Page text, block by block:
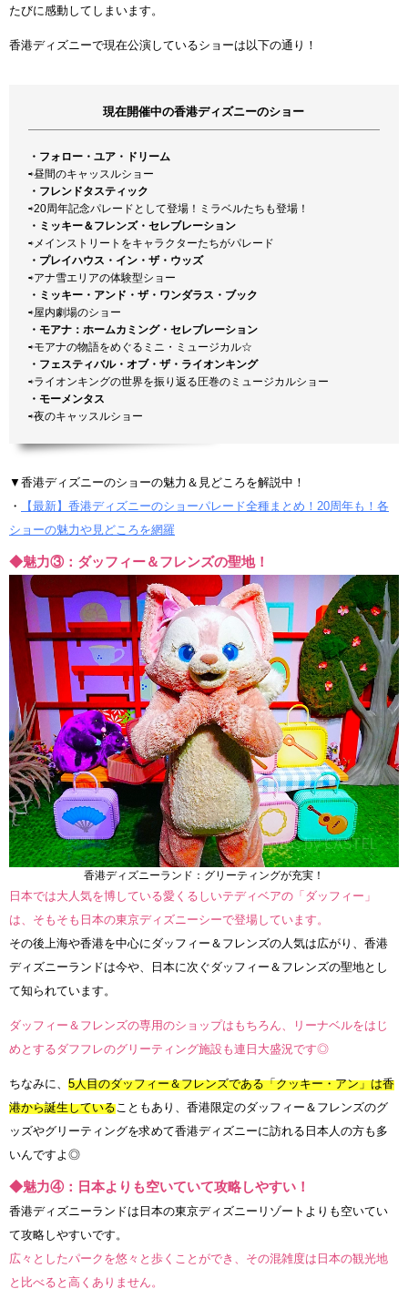
たびに感動してしまいます。
香港ディズニーで現在公演しているショーは以下の通り！
現在開催中の香港ディズニーのショー
・フォロー・ユア・ドリーム
⇨昼間のキャッスルショー
・フレンドタスティック
⇨20周年記念パレードとして登場！ミラベルたちも登場！
・ミッキー＆フレンズ・セレブレーション
⇨メインストリートをキャラクターたちがパレード
・プレイハウス・イン・ザ・ウッズ
⇨アナ雪エリアの体験型ショー
・ミッキー・アンド・ザ・ワンダラス・ブック
⇨屋内劇場のショー
・モアナ：ホームカミング・セレブレーション
⇨モアナの物語をめぐるミニ・ミュージカル☆
・フェスティバル・オブ・ザ・ライオンキング
⇨ライオンキングの世界を振り返る圧巻のミュージカルショー
・モーメンタス
⇨夜のキャッスルショー
▼香港ディズニーのショーの魅力＆見どころを解説中！
・
【最新】香港ディズニーのショーパレード全種まとめ！20周年も！各
ショーの魅力や見どころを網羅
◆魅力③：ダッフィー＆フレンズの聖地！
香港ディズニーランド：グリーティングが充実！
日本では大人気を博している愛くるしいテディベアの「ダッフィー」
は、そもそも日本の東京ディズニーシーで登場しています。
その後上海や香港を中心にダッフィー＆フレンズの人気は広がり、香港
ディズニーランドは今や、日本に次ぐダッフィー＆フレンズの聖地とし
て知られています。
ダッフィー＆フレンズの専用のショップはもちろん、リーナベルをはじ
めとするダフフレのグリーティング施設も連日大盛況です◎
ちなみに、 5人目のダッフィー＆フレンズである「クッキー・アン」は香
港から誕生している こともあり、香港限定のダッフィー＆フレンズのグ
ッズやグリーティングを求めて香港ディズニーに訪れる日本人の方も多
いんですよ◎
◆魅力④：日本よりも空いていて攻略しやすい！
香港ディズニーランドは日本の東京ディズニーリゾートよりも空いてい
て攻略しやすいです。
広々としたパークを悠々と歩くことができ、その混雑度は日本の観光地
と比べると高くありません。